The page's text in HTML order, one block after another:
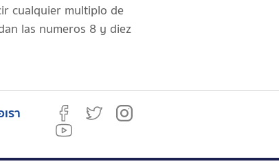
cualquier multiplo de
las numeros 8 y diez
รา